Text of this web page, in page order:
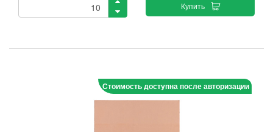
Купить
Стоимость доступна после авторизации